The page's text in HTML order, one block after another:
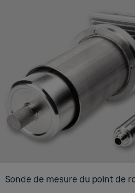
Sonde de mesure du point de